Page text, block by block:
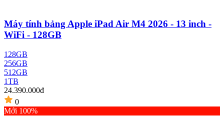
Máy tính bảng Apple iPad Air M4 2026 - 13 inch -
WiFi - 128GB
128GB
256GB
512GB
1TB
24.390.000đ
0
Mới 100%